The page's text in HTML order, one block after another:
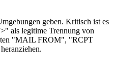
geben. Kritisch ist es
als legitime Trennung von
"MAIL FROM", "RCPT